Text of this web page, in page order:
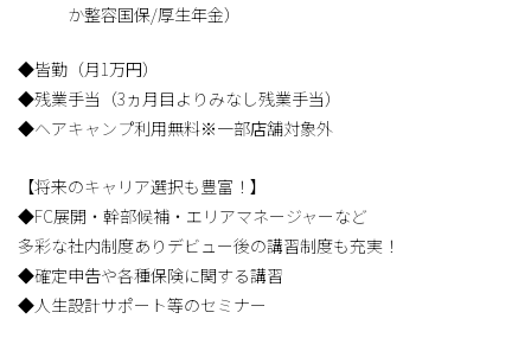
か整容国保/厚生年金）
◆皆勤（月1万円）
◆残業手当（3ヵ月目よりみなし残業手当）
◆ヘアキャンプ利用無料※一部店舗対象外
【将来のキャリア選択も豊富！】
◆FC展開・幹部候補・エリアマネージャーなど
多彩な社内制度ありデビュー後の講習制度も充実！
◆確定申告や各種保険に関する講習
◆人生設計サポート等のセミナー